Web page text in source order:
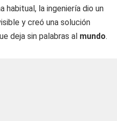
la ingeniería dio un
y creó una solución
deja sin palabras al mundo.